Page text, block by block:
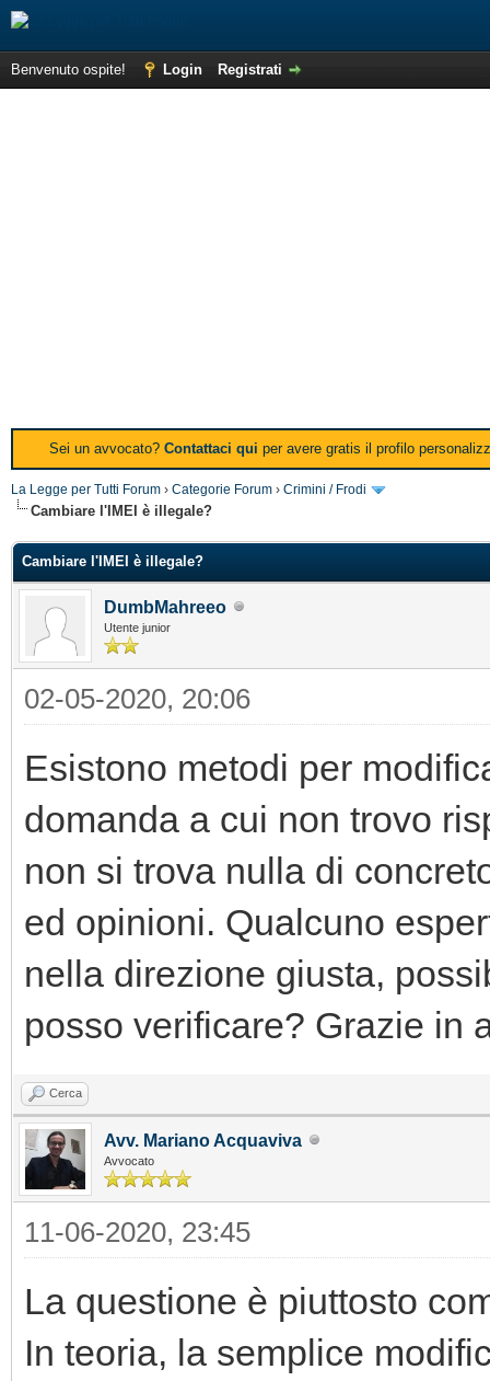
Benvenuto ospite! Login Registrati
Sei un avvocato? Contattaci qui per avere gratis il profilo
La Legge per Tutti Forum › Categorie Forum › Crimini / Frodi
Cambiare l'IMEI è illegale?
Cambiare l'IMEI è illegale?
DumbMahreeo
Utente junior
02-05-2020, 20:06
Esistono metodi per
domanda a cui non trovo
non si trova nulla di
ed opinioni. Qualcuno
nella direzione giusta,
posso verificare? Grazie in
Cerca
Avv. Mariano Acquaviva
Avvocato
11-06-2020, 23:45
La questione è piuttosto
In teoria, la semplice